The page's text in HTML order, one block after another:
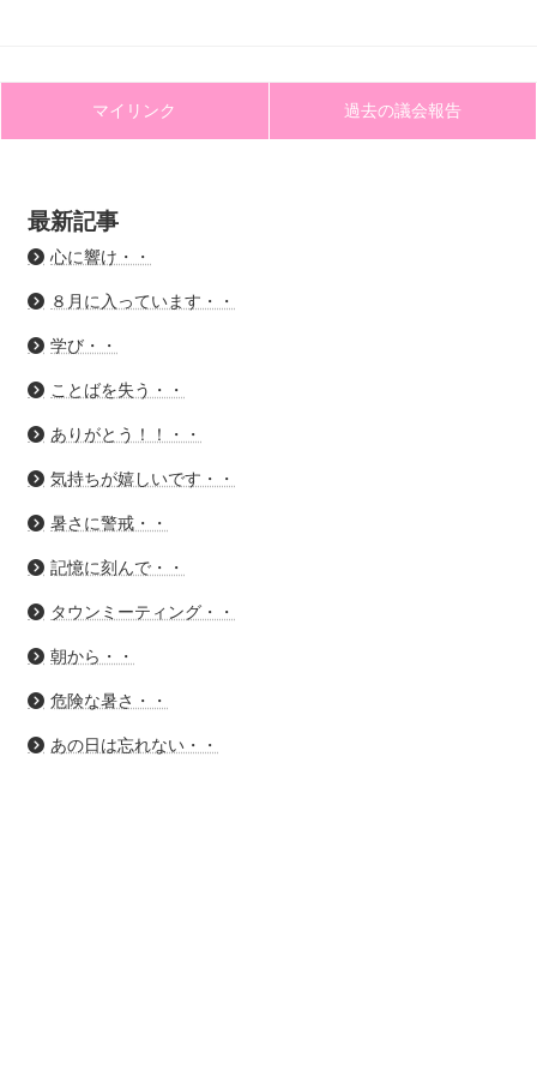
マイリンク 過去の議会報告
最新記事
心に響け・・
８月に入っています・・
学び・・
ことばを失う・・
ありがとう！！・・
気持ちが嬉しいです・・
暑さに警戒・・
記憶に刻んで・・
タウンミーティング・・
朝から・・
危険な暑さ・・
あの日は忘れない・・